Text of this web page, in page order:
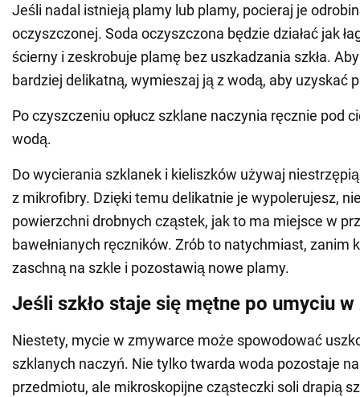
Jeśli nadal istnieją plamy lub plamy, pocieraj je
oczyszczonej. Soda oczyszczona będzie działać jak
ścierny i zeskrobuje plamę bez uszkadzania szkła.
bardziej delikatną, wymieszaj ją z wodą, aby uzyskać
Po czyszczeniu opłucz szklane naczynia ręcznie pod
wodą.
Do wycierania szklanek i kieliszków używaj
z mikrofibry. Dzięki temu delikatnie je wypolerujesz,
powierzchni drobnych cząstek, jak to ma miejsce w
bawełnianych ręczników. Zrób to natychmiast, zanim
zaschną na szkle i pozostawią nowe plamy.
Jeśli szkło staje się mętne po umyciu
Niestety, mycie w zmywarce może spowodować
szklanych naczyń. Nie tylko twarda woda pozostaje
przedmiotu, ale mikroskopijne cząsteczki soli drapią